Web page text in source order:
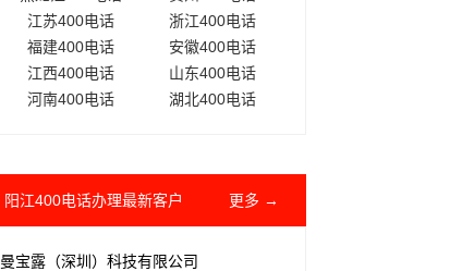
江苏400电话
浙江400电话
福建400电话
安徽400电话
江西400电话
山东400电话
河南400电话
湖北400电话
阳江400电话办理最新客户 更多 →
曼宝露（深圳）科技有限公司